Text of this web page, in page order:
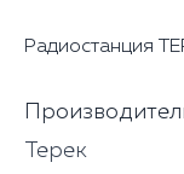
Радиостанция
Терек